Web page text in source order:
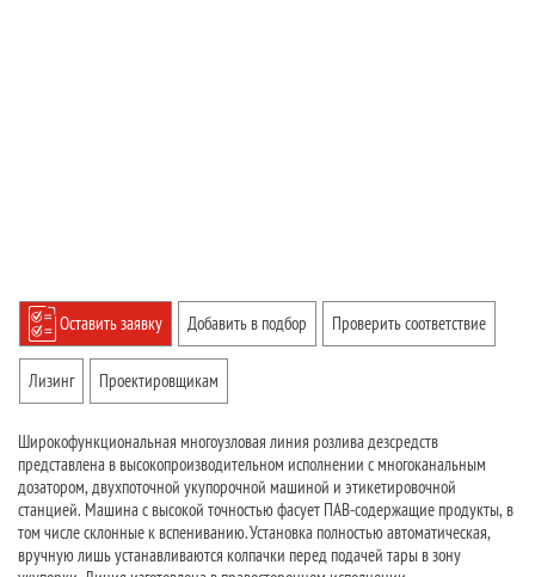
Оставить заявку Добавить в подбор Проверить соответствие
Лизинг Проектировщикам
Широкофункциональная многоузловая линия розлива дезсредств
представлена в высокопроизводительном исполнении с многоканальным
дозатором, двухпоточной укупорочной машиной и этикетировочной
станцией. Машина с высокой точностью фасует ПАВ-содержащие продукты, в
том числе склонные к вспениванию. Установка полностью автоматическая,
вручную лишь устанавливаются колпачки перед подачей тары в зону